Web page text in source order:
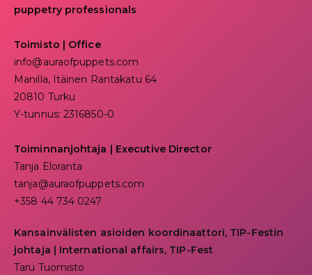
puppetry professionals
Toimisto | Office
info@auraofpuppets.com
Manilla, Itäinen Rantakatu 64
20810 Turku
Y-tunnus: 2316850-0
Toiminnanjohtaja | Executive Director
Tanja Eloranta
tanja@auraofpuppets.com
+358 44 734 0247
Kansainvälisten asioiden koordinaattori, TIP-Festin
johtaja | International affairs, TIP-Fest
Taru Tuomisto